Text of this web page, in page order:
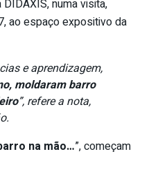
numa visita,
ao espaço expositivo da
e aprendizagem,
moldaram barro
”, refere a nota,
na mão…”, começam